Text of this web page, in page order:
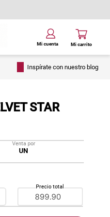
Inspírate con nuestro blog
STAR
Venta por
UN
Precio total